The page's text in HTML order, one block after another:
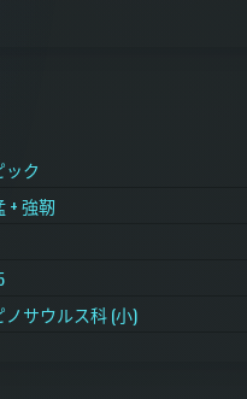
ック
+ 強靭
ノサウルス科 (小)